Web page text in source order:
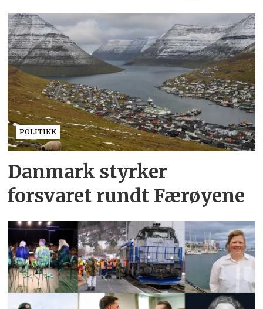
POLITIKK
Danmark styrker
forsvaret rundt Færøyene